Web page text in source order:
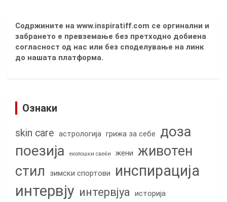
Содржините на www.inspiratiff.com се оргинални и
забрането е превземање без претходно добиена
согласност од нас или без споделување на линк
до нашата платформа.
Ознаки
skin care астрологија грижа за себе
доза
поезија
еколошки свеќи жени животен
стил
зимски спортови
инспирација
интервју интервјуа историја